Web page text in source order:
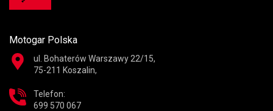
Motogar Polska
ul. Bohaterów Warszawy 22/15,
75-211 Koszalin,
Telefon:
699 570 067